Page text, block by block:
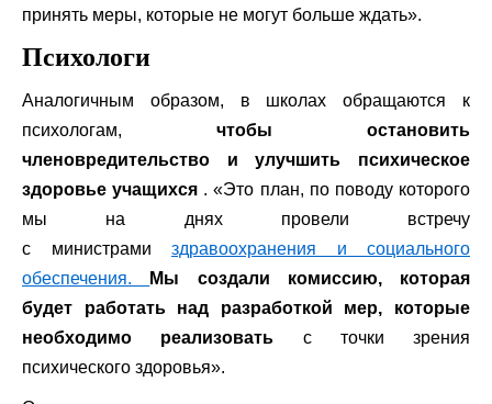
принять меры, которые не могут больше ждать».
Психологи
Аналогичным образом, в школах обращаются к
психологам, чтобы остановить
членовредительство и улучшить психическое
здоровье учащихся . «Это план, по поводу которого
мы на днях провели встречу
с министрами здравоохранения и социального
обеспечения.
Мы создали комиссию, которая
будет работать над разработкой мер, которые
необходимо реализовать с точки зрения
психического здоровья».